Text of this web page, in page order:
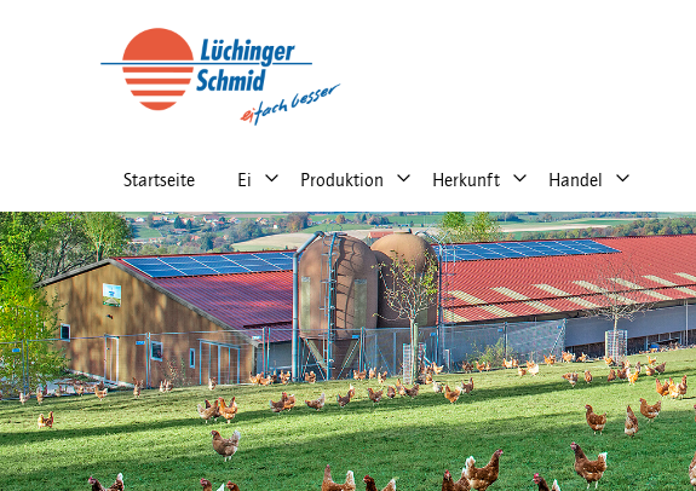
Startseite Ei Produktion Herkunft Handel
Main
navigation
right